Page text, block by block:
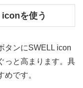
を使う
タンにSWELL icon
っと高まります。具
です。